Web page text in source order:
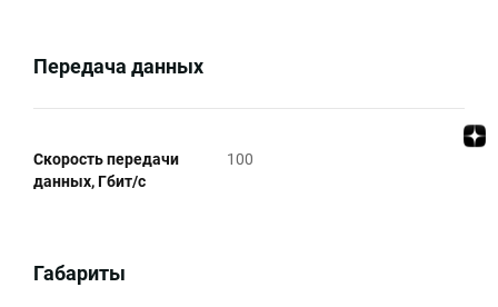
Передача данных
Скорость передачи
данных, Гбит/c
100
Габариты